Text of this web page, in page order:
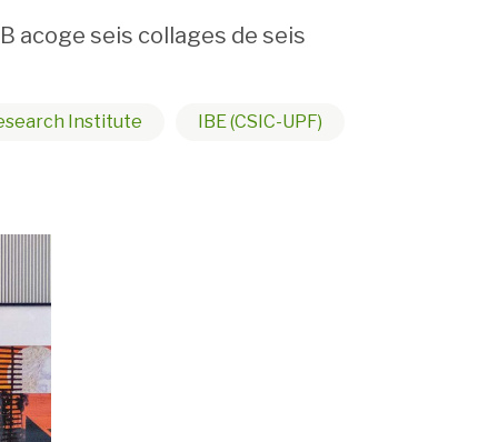
acoge seis collages de seis
Institute IBE (CSIC-UPF)